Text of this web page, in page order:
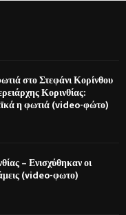
στο Στεφάνι Κορίνθου
Κορινθίας:
η φωτιά (video-φώτο)
– Ενισχύθηκαν οι
(video-φωτο)